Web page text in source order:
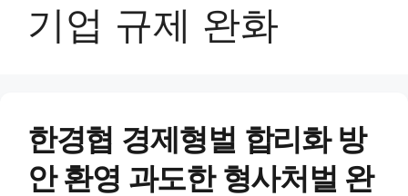
기업 규제 완화
한경협 경제형벌 합리화 방
안 환영 과도한 형사처벌 완